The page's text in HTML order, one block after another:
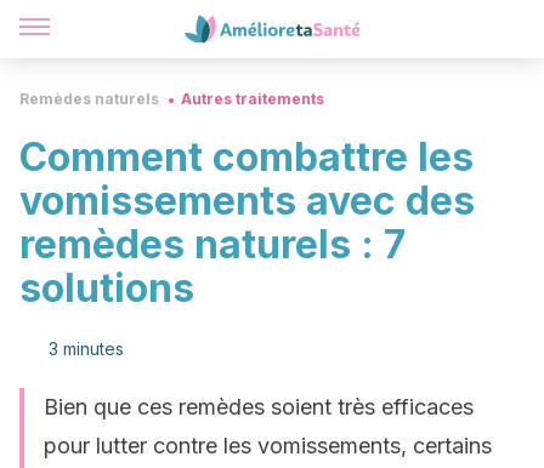
Remèdes naturels Autres traitements
Comment combattre les
vomissements avec des
remèdes naturels : 7
solutions
3 minutes
Bien que ces remèdes soient très efficaces
pour lutter contre les vomissements, certains